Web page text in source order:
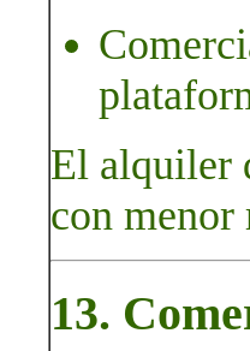
El alquiler
con
13.